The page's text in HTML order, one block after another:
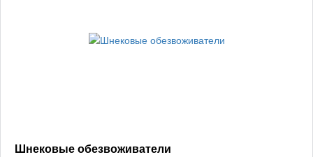
Шнековые обезвоживатели